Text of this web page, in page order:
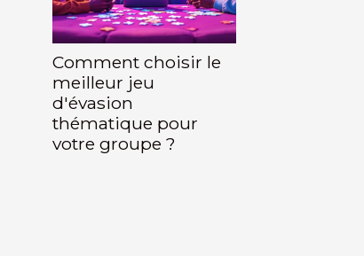
Comment choisir le
meilleur jeu
d'évasion
thématique pour
votre groupe ?